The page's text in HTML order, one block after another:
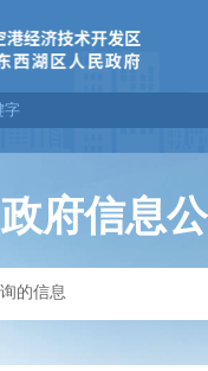
政府信息